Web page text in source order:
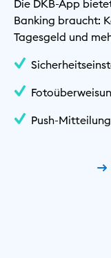
Die DKB-App
Banking braucht:
Tagesgeld und
Push-